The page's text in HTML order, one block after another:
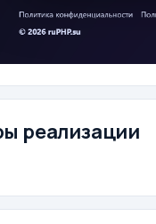
реализации